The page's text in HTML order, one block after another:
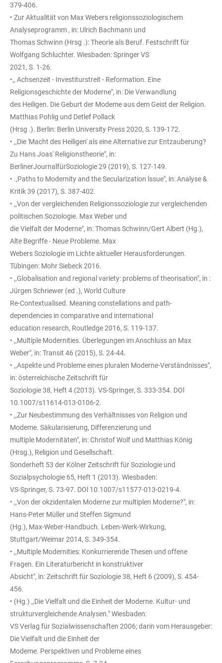
379-406.
• Zur Aktualität von Max Webers religionssoziologischem
Analyseprogramm , in: Ulrich Bachmann und
Thomas Schwinn (Hrsg .): Theorie als Beruf. Festschrift für
Wolfgang Schluchter. Wiesbaden: Springer VS
2021, S. 1-26.
•,, Achsenzeit - Investiturstreit - Reformation. Eine
Religionsgeschichte der Moderne", in: Die Verwandlung
des Heiligen. Die Geburt der Modeme aus dem Geist der Religion.
Matthias Pohlig und Detlef Pollack
(Hrsg .). Berlin: Berlin University Press 2020, S. 139-172.
• ,,Die 'Macht des Heiligen' als eine Alternative zur Entzauberung?
Zu Hans Joas' Religionstheorie", in:
BerlinerJournalfürSoziologie 29 (2019), S. 127-149.
• .,Paths to Modernity and the Secularization lssue", in: Analyse &
Kritik 39 (2017), S. 387-402.
• ,,Von der vergleichenden Religionssoziologie zur vergleichenden
politischen Soziologie. Max Weber und
die Vielfalt der Moderne", in: Thomas Schwinn/Gert Albert (Hg.),
Alte Begriffe - Neue Probleme. Max
Webers Soziologie im Lichte aktueller Herausforderungen.
Tübingen: Mohr Siebeck 2016.
• ,,Globalisation and regional variety: problems of theorisation", in :
Jürgen Schriewer (ed .), World Culture
Re-Contextualised. Meaning constellations and path-
dependencies in comparative and international
education research, Routledge 2016, S. 119-137.
• ,,Multiple Modernities. Überlegungen im Anschluss an Max
Weber", in: Transit 46 (2015), S. 24-44.
• ,,Aspekte und Probleme eines pluralen Moderne-Verständnisses",
in: österreichische Zeitschrift für
Soziologie 38, Heft 4 (2013). VS-Springer, S. 333-354. DOl
10.1007/s11614-013-0106-2.
• ,,Zur Neubestimmung des Verhältnisses von Religion und
Modeme. Säkularisierung, Differenzierung und
multiple Modernitäten", in: Christof Wolf und Matthias König
(Hrsg.), Religion und Gesellschaft.
Sonderheft 53 der Kölner Zeitschrift für Soziologie und
Sozialpsychologie 65, Heft 1 (2013). Wiesbaden:
VS-Springer, S. 73-97. DOl 10.1007/s11577-013-0219-4.
• ,,Von der okzidentalen Moderne zur multiplen Moderne?", in:
Hans-Peter Müller und Steffen Sigmund
(Hg.), Max-Weber-Handbuch. Leben-Werk-Wirkung,
Stuttgart/Weimar 2014, S. 349-354.
• ,,Multiple Modernities: Konkurrierende Thesen und offene
Fragen. Ein Literaturbericht in konstruktiver
Absicht", in: Zeitschrift für Soziologie 38, Heft 6 (2009), S. 454-
456.
• (Hg.) ,,Die Vielfalt und die Einheit der Moderne. Kultur- und
strukturvergleichende Analysen." Wiesbaden:
VS Verlag für Sozialwissenschaften 2006; darin vom Herausgeber:
Die Vielfalt und die Einheit der
Modeme. Perspektiven und Probleme eines